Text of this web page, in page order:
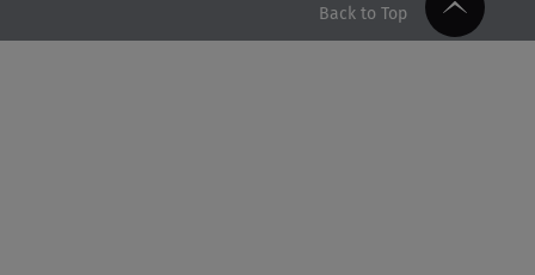
Back to Top